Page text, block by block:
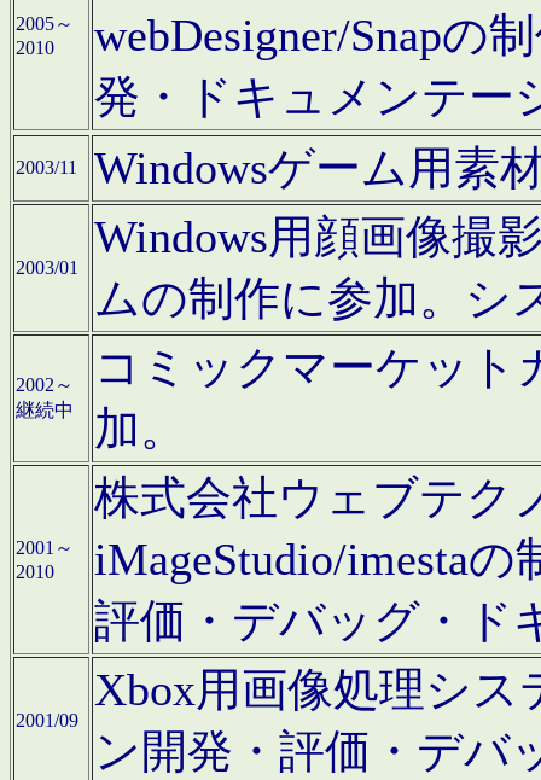
2005～
2010
webDesigner/Snapの
発・ドキュメンテー
2003/11 Windowsゲーム用素
2003/01
Windows用顔画像撮
ムの制作に参加。シ
2002～
継続中
コミックマーケット
加。
2001～
2010
株式会社ウェブテク
iMageStudio/imesta
評価・デバッグ・ド
2001/09
Xbox用画像処理シ
ン開発・評価・デバ